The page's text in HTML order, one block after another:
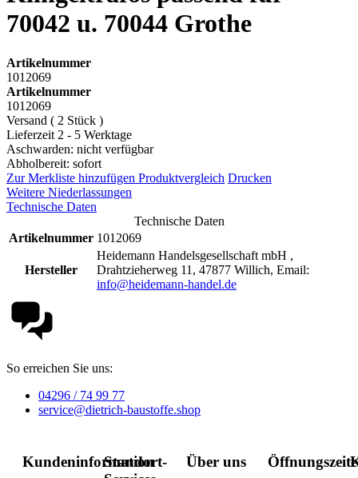
70042 u. 70044 Grothe
Artikelnummer
1012069
Artikelnummer
1012069
Versand ( 2 Stück )
Lieferzeit 2 - 5 Werktage
Aschwarden: nicht verfügbar
Abholbereit: sofort
Zur Merkliste hinzufügen Produktvergleich Drucken
Weitere Niederlassungen
Technische Daten
Technische Daten
Artikelnummer 1012069
Hersteller
Heidemann Handelsgesellschaft mbH ,
Drahtzieherweg 11, 47877 Willich, Email:
info@heidemann-handel.de
So erreichen Sie uns:
04296 / 74 99 77
service@dietrich-baustoffe.shop
Kundeninformation
Standort-
Über uns